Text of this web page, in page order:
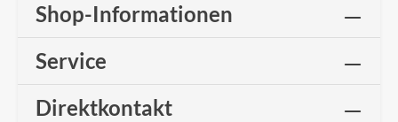
Shop-Informationen
Service
Direktkontakt